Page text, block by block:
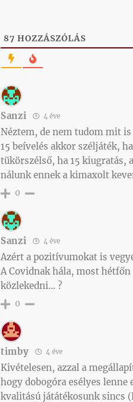
87 HOZZÁSZÓLÁS
Sanzi 4 éve
Néztem, de nem tudom mit
15 beívelés akkor széljáték,
tükörszélső, ha 15 kiugratás,
nálunk ennek a kimaxolt
0
Sanzi 4 éve
Azért a pozitívumokat is
A Covidnak hála, most
közlekedni… ?
0
timby 4 éve
Kivételesen, azzal a
hogy dobogóra esélyes lenne
kvalitású játátékosunk sincs